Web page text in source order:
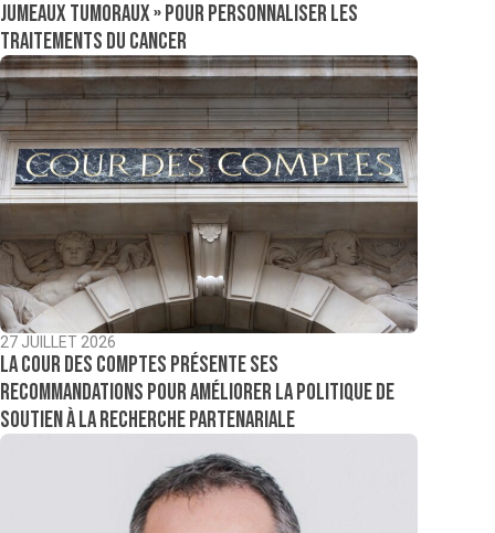
jumeaux tumoraux » pour personnaliser les
traitements du cancer
27 JUILLET 2026
La Cour des comptes présente ses
recommandations pour améliorer la politique de
soutien à la recherche partenariale